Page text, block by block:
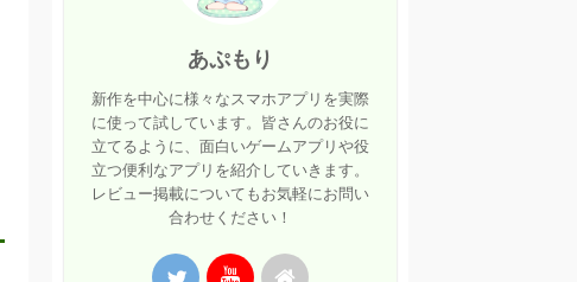
あぷもり
新作を中心に様々なスマホアプリを実際
に使って試しています。皆さんのお役に
立てるように、面白いゲームアプリや役
立つ便利なアプリを紹介していきます。
レビュー掲載についてもお気軽にお問い
合わせください！